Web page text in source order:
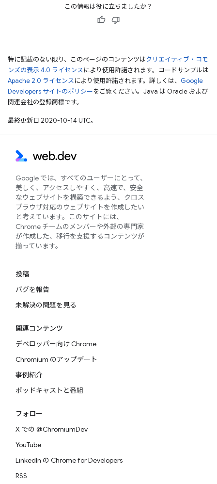
この情報は役に立ちましたか？
特に記載のない限り、このページのコンテンツはクリエイティブ・コモ
ンズの表示 4.0 ライセンスにより使用許諾されます。コードサンプルは
Apache 2.0 ライセンスにより使用許諾されます。詳しくは、 Google
Developers サイトのポリシーをご覧ください。Java は Oracle および
関連会社の登録商標です。
最終更新日 2020-10-14 UTC。
Google では、すべてのユーザーにとって、
美しく、アクセスしやすく、高速で、安全
なウェブサイトを構築できるよう、クロス
ブラウザ対応のウェブサイトを作成したい
と考えています。このサイトには、
Chrome チームのメンバーや外部の専門家
が作成した、移行を支援するコンテンツが
揃っています。
投稿
バグを報告
未解決の問題を見る
関連コンテンツ
デベロッパー向け Chrome
Chromium のアップデート
事例紹介
ポッドキャストと番組
フォロー
X での @ChromiumDev
YouTube
LinkedIn の Chrome for Developers
RSS